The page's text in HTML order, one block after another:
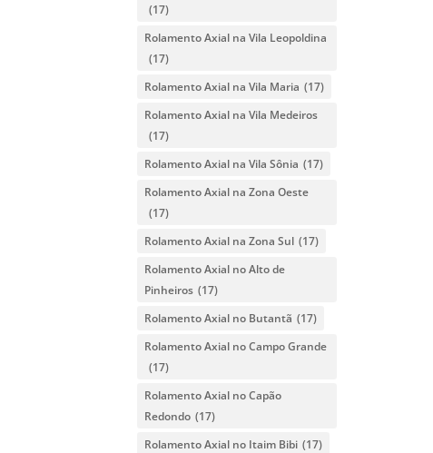
(17)
Rolamento Axial na Vila Leopoldina
(17)
Rolamento Axial na Vila Maria (17)
Rolamento Axial na Vila Medeiros
(17)
Rolamento Axial na Vila Sônia (17)
Rolamento Axial na Zona Oeste
(17)
Rolamento Axial na Zona Sul (17)
Rolamento Axial no Alto de
Pinheiros (17)
Rolamento Axial no Butantã (17)
Rolamento Axial no Campo Grande
(17)
Rolamento Axial no Capão
Redondo (17)
Rolamento Axial no Itaim Bibi (17)